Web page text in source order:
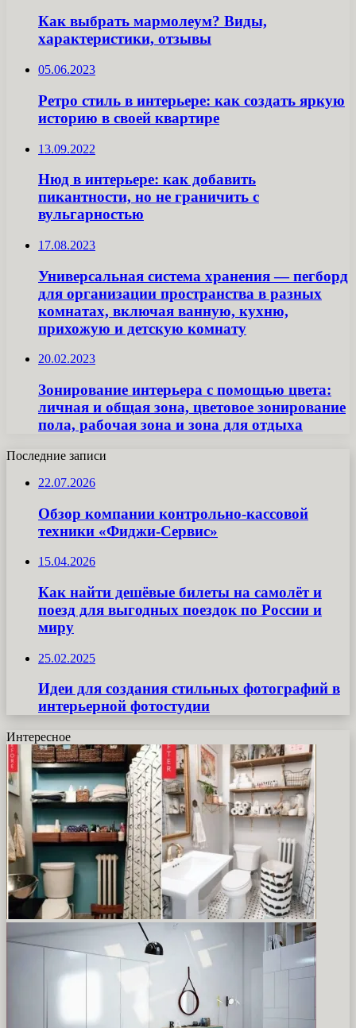
Как выбрать мармолеум? Виды,
характеристики, отзывы
05.06.2023
Ретро стиль в интерьере: как создать яркую
историю в своей квартире
13.09.2022
Нюд в интерьере: как добавить
пикантности, но не граничить с
вульгарностью
17.08.2023
Универсальная система хранения — пегборд
для организации пространства в разных
комнатах, включая ванную, кухню,
прихожую и детскую комнату
20.02.2023
Зонирование интерьера с помощью цвета:
личная и общая зона, цветовое зонирование
пола, рабочая зона и зона для отдыха
Последние записи
22.07.2026
Обзор компании контрольно-кассовой
техники «Фиджи-Сервис»
15.04.2026
Как найти дешёвые билеты на самолёт и
поезд для выгодных поездок по России и
миру
25.02.2025
Идеи для создания стильных фотографий в
интерьерной фотостудии
Интересное